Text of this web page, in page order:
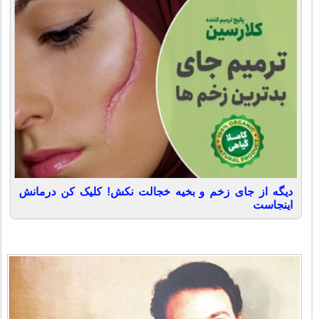
دیگه از جای زخم و بخیه خجالت نکش! کلیک کن درمانش
اینجاست